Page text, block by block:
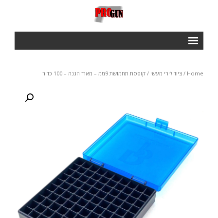
Courses
- NROI IPCS RANGE OFFICERS COURSE
GALLERY
תנאי שימוש ותקנון
Home
/ ציוד לירי מעשי / קופסת תחמושת 9ממ – מארז הגנה – 100 כדור